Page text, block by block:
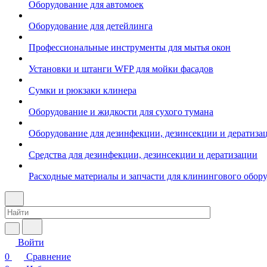
Оборудование для автомоек
Оборудование для детейлинга
Профессиональные инструменты для мытья окон
Установки и штанги WFP для мойки фасадов
Сумки и рюкзаки клинера
Оборудование и жидкости для сухого тумана
Оборудование для дезинфекции, дезинсекции и
Средства для дезинфекции, дезинсекции и дератизации
Расходные материалы и запчасти для клинингового
Войти
0
Сравнение